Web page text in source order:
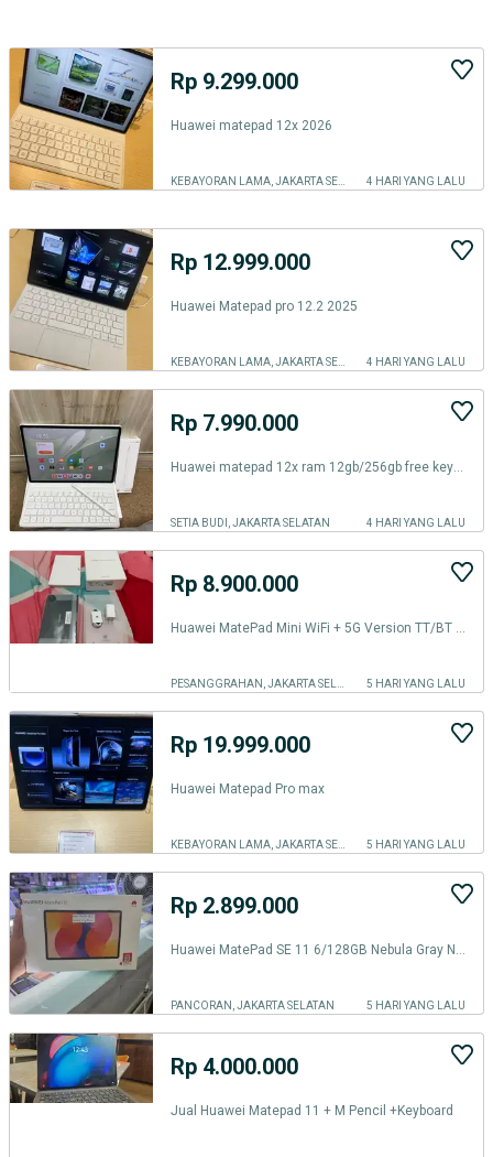
Rp 9.299.000
Huawei matepad 12x 2026
4 HARI YANG LALU
Rp 12.999.000
Huawei Matepad pro 12.2 2025
4 HARI YANG LALU
Rp 7.990.000
SETIA BUDI, JAKARTA SELATAN 4 HARI YANG LALU
Rp 8.900.000
5 HARI YANG LALU
Rp 19.999.000
Huawei Matepad Pro max
5 HARI YANG LALU
Rp 2.899.000
PANCORAN, JAKARTA SELATAN 5 HARI YANG LALU
Rp 4.000.000
Jual Huawei Matepad 11 + M Pencil +Keyboard